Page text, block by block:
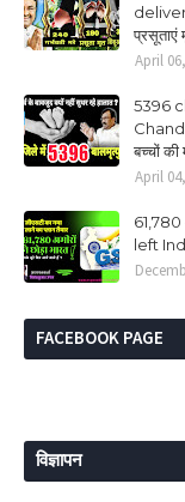
प्रसूताएं
April
5396
बच्चों की
April
61,780
left
FACEBOOK PAGE
विज्ञापन